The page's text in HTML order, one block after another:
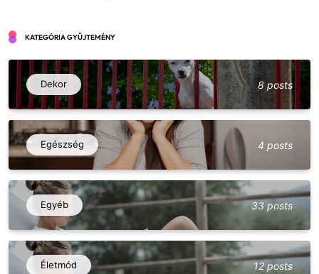
KATEGÓRIA GYŰJTEMÉNY
Dekor 8 posts
Egészség 4 posts
Egyéb 33 posts
Életmód 12 posts
Vegán és vegetáriánus opciók csárdában
– lehetséges? Példák és kreatív fogások
Egyéb
Fesztiválok, falunapok, csárdanapok –
éves programnaptár és élményajánló